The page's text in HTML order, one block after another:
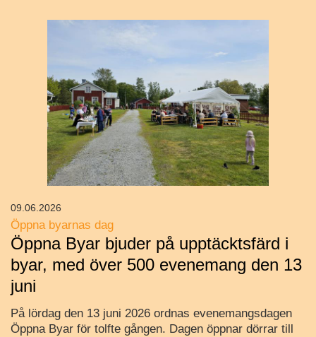
Öppna byarnas dag
Öppna Byar bjuder på upptäcktsfärd i
byar, med över 500 evenemang den 13
juni
På lördag den 13 juni 2026 ordnas evenemangsdagen
Öppna Byar för tolfte gången. Dagen öppnar dörrar till
09.06.2026